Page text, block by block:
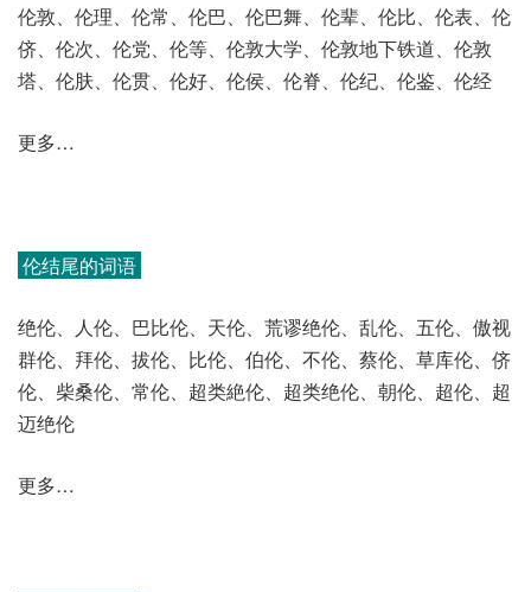
伦敦、伦理、伦常、伦巴、伦巴舞、伦辈、伦比、伦表、伦
侪、伦次、伦党、伦等、伦敦大学、伦敦地下铁道、伦敦
塔、伦肤、伦贯、伦好、伦侯、伦脊、伦纪、伦鉴、伦经
更多…
伦结尾的词语
绝伦、人伦、巴比伦、天伦、荒谬绝伦、乱伦、五伦、傲视
群伦、拜伦、拔伦、比伦、伯伦、不伦、蔡伦、草库伦、侪
伦、柴桑伦、常伦、超类絶伦、超类绝伦、朝伦、超伦、超
迈绝伦
更多…